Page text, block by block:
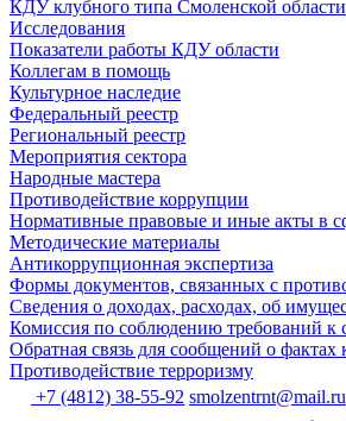
КДУ клубного типа Смоленской области
Исследования
Показатели работы КДУ области
Коллегам в помощь
Культурное наследие
Федеральный реестр
Региональный реестр
Мероприятия сектора
Народные мастера
Противодействие коррупции
Нормативные правовые и иные акты в
Методические материалы
Антикоррупционная экспертиза
Формы документов, связанных с
Сведения о доходах, расходах, об
Комиссия по соблюдению требований к
Обратная связь для сообщений о фактах
Противодействие терроризму
+7 (4812) 38-55-92 smolzentrnt@mail.ru